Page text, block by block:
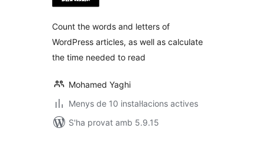
Count the words and letters of
WordPress articles, as well as calculate
the time needed to read
Mohamed Yaghi
Menys de 10 instal·lacions actives
S'ha provat amb 5.9.15